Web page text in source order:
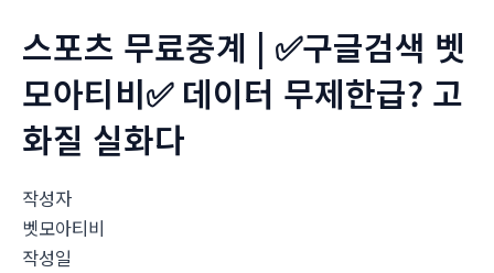
스포츠 무료중계 | ✅구글검색 벳
모아티비✅ 데이터 무제한급? 고
화질 실화다
작성자
벳모아티비
작성일